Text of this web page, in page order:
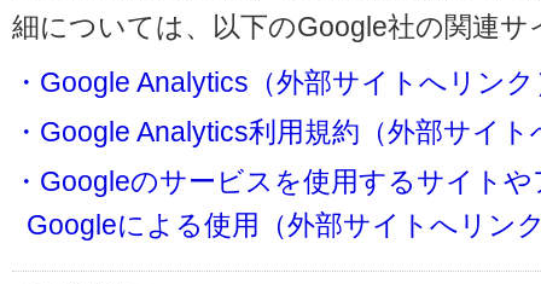
細については、以下のGoogle社の関連
・Google Analytics（外部サイトへリンク
・Google Analytics利用規約（外部サイ
・Googleのサービスを使用するサイト
Googleによる使用（外部サイトへリン